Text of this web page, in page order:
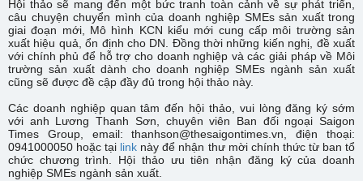
Hội thảo sẽ mang đến một bức tranh toàn cảnh về sự phát triển,
câu chuyện chuyển mình của doanh nghiệp SMEs sản xuất trong
giai đoạn mới, Mô hình KCN kiểu mới cung cấp môi trường sản
xuất hiệu quả, ổn định cho DN. Đồng thời những kiến nghị, đề xuất
với chính phủ để hỗ trợ cho doanh nghiệp và các giải pháp về Môi
trường sản xuất dành cho doanh nghiệp SMEs ngành sản xuất
cũng sẽ được đề cập đầy đủ trong hội thảo này.
Các doanh nghiệp quan tâm đến hội thảo, vui lòng đăng ký sớm
với anh Lương Thanh Sơn, chuyên viên Ban đối ngoại Saigon
Times Group, email: thanhson@thesaigontimes.vn, điện thoại:
0941000050 hoặc tại link này để nhận thư mời chính thức từ ban tổ
chức chương trình. Hội thảo ưu tiên nhận đăng ký của doanh
nghiệp SMEs ngành sản xuất.